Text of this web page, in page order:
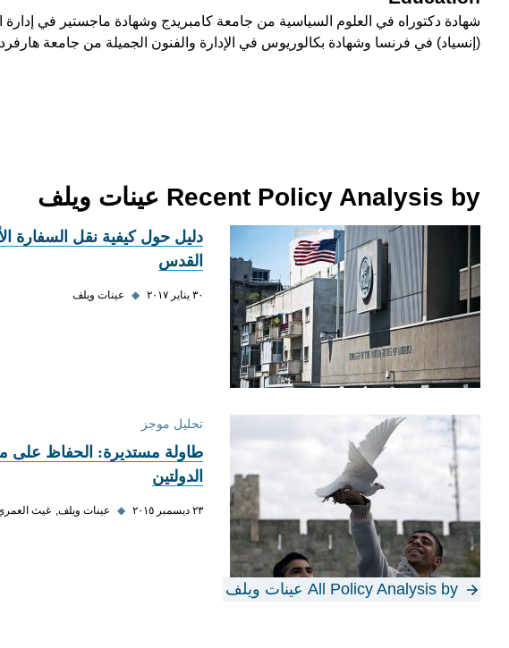
شهادة دكتوراه في العلوم السياسية من جامعة كامبريدج وشهادة ماجستير في إدارة
(إنسياد) في فرنسا وشهادة بكالوريوس في الإدارة والفنون الجميلة من جامعة هارفرد
Recent Policy Analysis by عينات ويلف
دليل حول كيفية نقل السفارة
القدس
٣٠ يناير ٢٠١٧ ◆ عينات ويلف
تحليل موجز
طاولة مستديرة: الحفاظ على
الدولتين
٢٣ ديسمبر ٢٠١٥ ◆ عينات ويلف غيث
All Policy Analysis by عينات ويلف